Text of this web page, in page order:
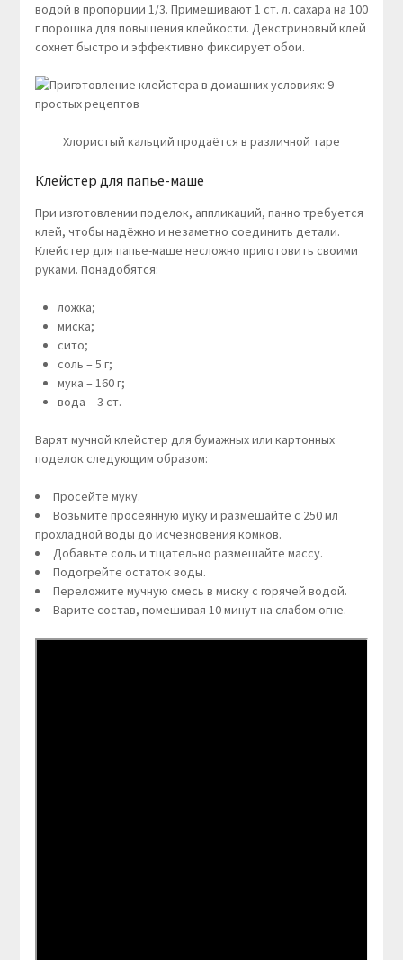
водой в пропорции 1/3. Примешивают 1 ст. л. сахара на 100
г порошка для повышения клейкости. Декстриновый клей
сохнет быстро и эффективно фиксирует обои.
Хлористый кальций продаётся в различной таре
Клейстер для папье-маше
При изготовлении поделок, аппликаций, панно требуется
клей, чтобы надёжно и незаметно соединить детали.
Клейстер для папье-маше несложно приготовить своими
руками. Понадобятся:
ложка;
миска;
сито;
соль – 5 г;
мука – 160 г;
вода – 3 ст.
Варят мучной клейстер для бумажных или картонных
поделок следующим образом:
Просейте муку.
Возьмите просеянную муку и размешайте с 250 мл
прохладной воды до исчезновения комков.
Добавьте соль и тщательно размешайте массу.
Подогрейте остаток воды.
Переложите мучную смесь в миску с горячей водой.
Варите состав, помешивая 10 минут на слабом огне.